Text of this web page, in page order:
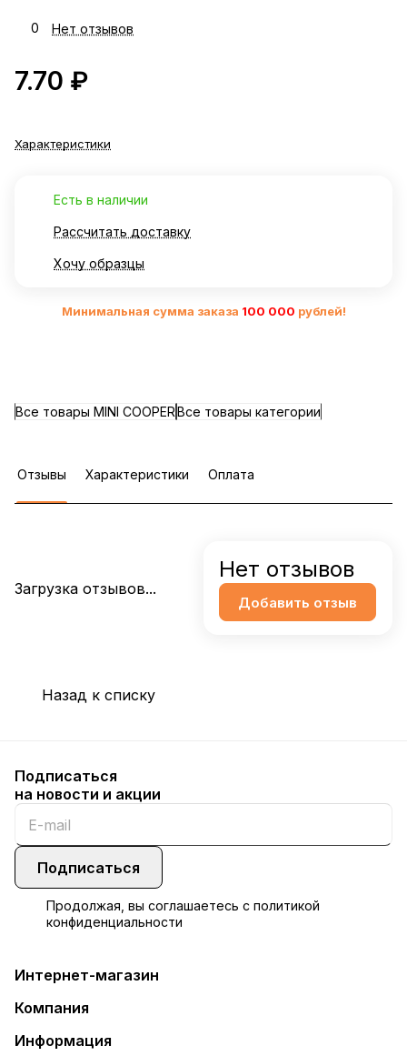
0 Нет отзывов
7.70 ₽
Характеристики
Есть в наличии
Рассчитать доставку
Хочу образцы
Минимальная сумма заказа 100 000 рублей!
Все товары MINI COOPERВсе товары категории
Отзывы Характеристики Оплата
Загрузка отзывов...
Нет отзывов
Добавить отзыв
Назад к списку
Подписаться
на новости и акции
Подписаться
Продолжая, вы соглашаетесь с политикой
конфиденциальности
Интернет-магазин
Компания
Информация